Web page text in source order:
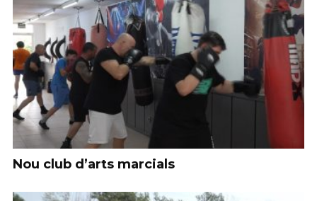
Nou club d’arts marcials